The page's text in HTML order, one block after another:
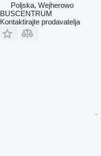
Poljska, Wejherowo
BUSCENTRUM
Kontaktirajte prodavatelja